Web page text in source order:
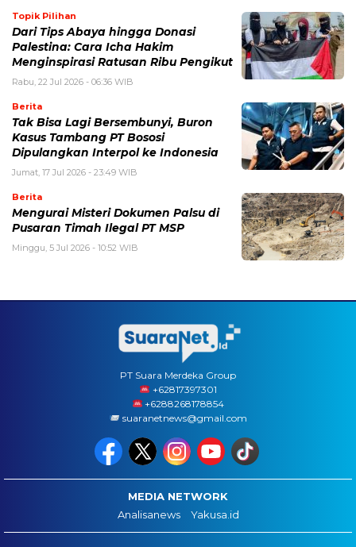
Topik Pilihan
Dari Tips Abaya hingga Donasi
Palestina: Cara Icha Hakim
Menginspirasi Ratusan Ribu Pengikut
Rabu, 22 Jul 2026 - 06:36 WIB
Berita
Tak Bisa Lagi Bersembunyi, Buron
Kasus Tambang PT Bososi
Dipulangkan Interpol ke Indonesia
Jumat, 17 Jul 2026 - 23:49 WIB
Berita
Mengurai Misteri Dokumen Palsu di
Pusaran Timah Ilegal PT MSP
Minggu, 5 Jul 2026 - 10:52 WIB
PT Suara Merdeka Group
‪+62817397301
+6288268178854
suaranetnews@gmail.com
MEDIA NETWORK
Analisanews
Yakusa.id